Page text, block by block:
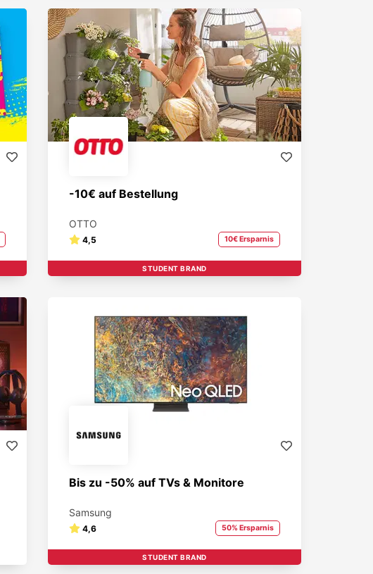
-10€ auf Bestellung
OTTO
4,5 10€ Ersparnis
STUDENT BRAND
Bis zu -50% auf TVs & Monitore
Samsung
4,6 50% Ersparnis
STUDENT BRAND